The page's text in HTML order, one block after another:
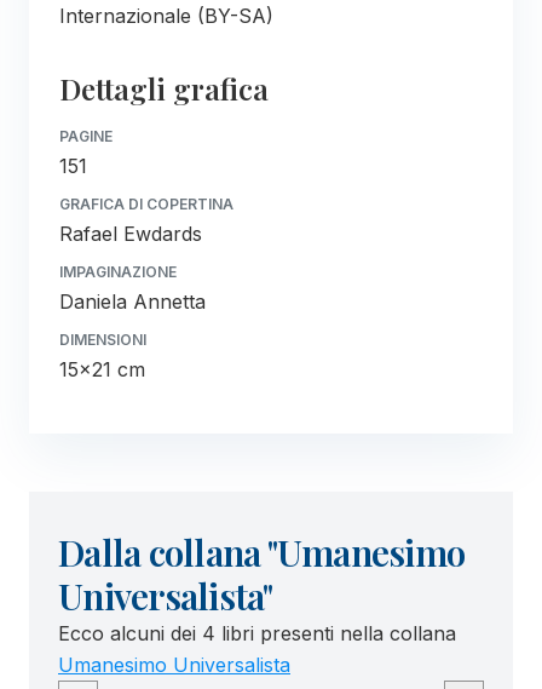
Internazionale (BY-SA)
Dettagli grafica
PAGINE
151
GRAFICA DI COPERTINA
Rafael Ewdards
IMPAGINAZIONE
Daniela Annetta
DIMENSIONI
15x21 cm
Dalla collana "Umanesimo
Universalista"
Ecco alcuni dei 4 libri presenti nella collana
Umanesimo Universalista